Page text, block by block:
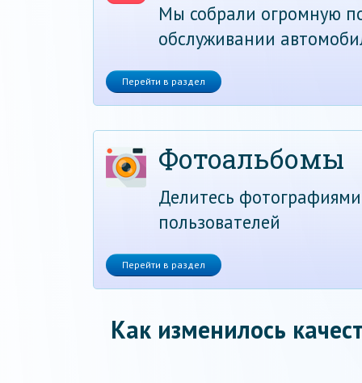
Мы собрали огромную
обслуживании
Перейти в раздел
Фотоальбомы
Делитесь
пользователей
Перейти в раздел
Как изменилось